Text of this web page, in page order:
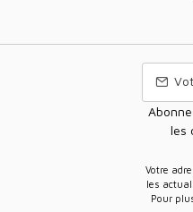
les
Votre adresse e-mail sera uniquement utilisée pour vous envoyer des informations sur
les
Pour